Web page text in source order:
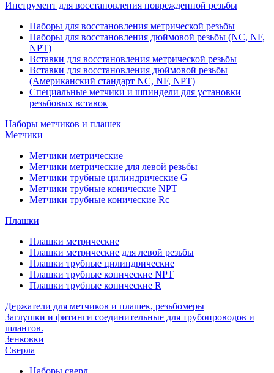
Инструмент для восстановления поврежденной резьбы
Наборы для восстановления метрической резьбы
Наборы для восстановления дюймовой резьбы (NC, NF,
NPT)
Вставки для восстановления метрической резьбы
Вставки для восстановления дюймовой резьбы
(Американский стандарт NC, NF, NPT)
Специальные метчики и шпиндели для установки
резьбовых вставок
Наборы метчиков и плашек
Метчики
Метчики метрические
Метчики метрические для левой резьбы
Метчики трубные цилиндрические G
Метчики трубные конические NPT
Метчики трубные конические Rc
Плашки
Плашки метрические
Плашки метрические для левой резьбы
Плашки трубные цилиндрические
Плашки трубные конические NPT
Плашки трубные конические R
Держатели для метчиков и плашек, резьбомеры
Заглушки и фитинги соединительные для трубопроводов и
шлангов.
Зенковки
Сверла